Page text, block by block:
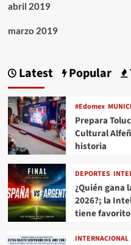
abril 2019
marzo 2019
Latest Popular
#Edomex
Prepara
Cultural
historia
DEPORTES
¿Quién gana
2026?; la
tiene favorito
INTERNACIONAL